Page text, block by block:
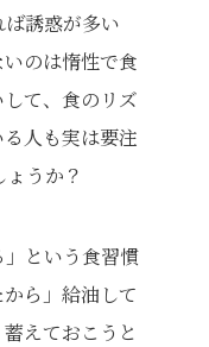
誘惑が多い
のは惰性で食
て、食のリズ
人も実は要注
うか？
という食習慣
ら」給油して
えておこうと